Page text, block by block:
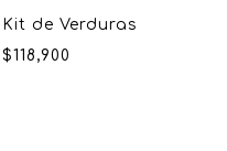
Kit de Verduras
$118,900